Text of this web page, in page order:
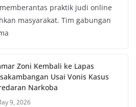
praktik judi online
masyarakat. Tim gabungan
Zoni Kembali ke Lapas
Usai Vonis Kasus
Narkoba
9, 2026